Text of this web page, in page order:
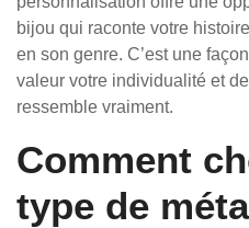
bijou qui raconte votre
en son genre. C’est une
valeur votre individualité et
ressemble vraiment.
Comment
type de